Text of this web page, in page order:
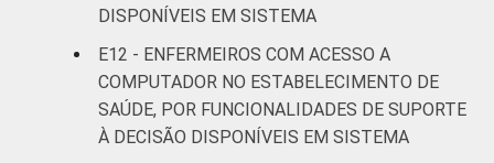
DISPONÍVEIS EM SISTEMA
E12 - ENFERMEIROS COM ACESSO A
COMPUTADOR NO ESTABELECIMENTO DE
SAÚDE, POR FUNCIONALIDADES DE SUPORTE
À DECISÃO DISPONÍVEIS EM SISTEMA